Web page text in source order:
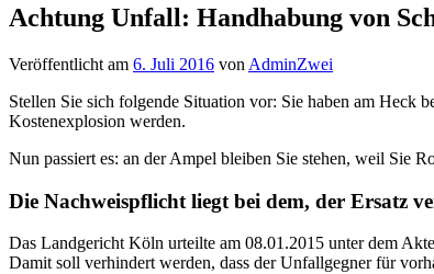
Achtung Unfall: Handhabung von
Veröffentlicht am 6. Juli 2016 von AdminZwei
Stellen Sie sich folgende Situation vor: Sie haben am Heck
Kostenexplosion werden.
Nun passiert es: an der Ampel bleiben Sie stehen, weil Sie
Die Nachweispflicht liegt bei dem, der Ersatz
Das Landgericht Köln urteilte am 08.01.2015 unter dem
Damit soll verhindert werden, dass der Unfallgegner für